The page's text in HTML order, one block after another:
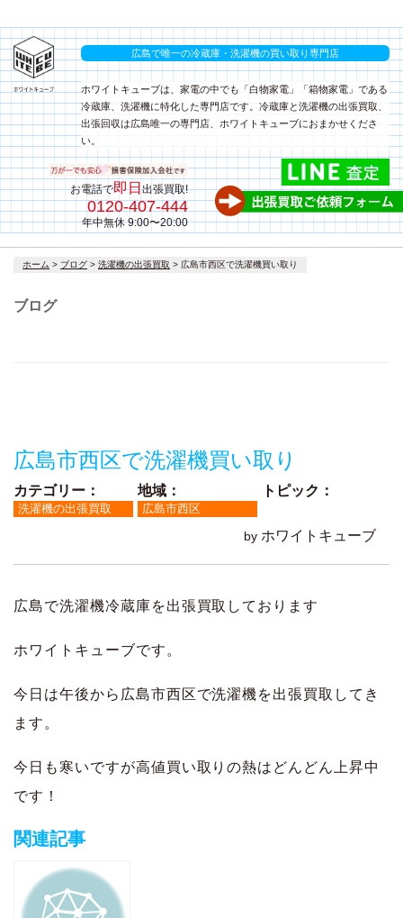
広島で唯一の冷蔵庫・洗濯機の買い取り専門店
ホワイトキューブは、家電の中でも「白物家電」「箱物家電」である
冷蔵庫、洗濯機に特化した専門店です。冷蔵庫と洗濯機の出張買取、
出張回収は広島唯一の専門店、ホワイトキューブにおまかせくださ
い。
お電話で即日出張買取!
0120-407-444
年中無休 9:00〜20:00
コ
ン
ホーム > ブログ > 洗濯機の出張買取 > 広島市西区で洗濯機買い取り
ブログ
広島市西区で洗濯機買い取り
カテゴリー：
洗濯機の出張買取
地域：
広島市西区
トピック：
by ホワイトキューブ
広島で洗濯機冷蔵庫を出張買取しております
ホワイトキューブです。
今日は午後から広島市西区で洗濯機を出張買取してき
ます。
今日も寒いですが高値買い取りの熱はどんどん上昇中
です！
関連記事